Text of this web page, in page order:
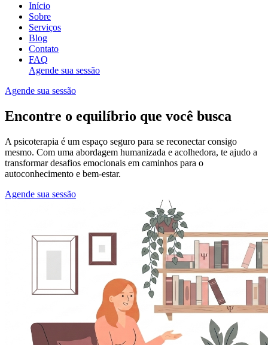
Início
Sobre
Serviços
Blog
Contato
FAQ
Agende sua sessão
Agende sua sessão
Encontre o equilíbrio que você busca
A psicoterapia é um espaço seguro para se reconectar consigo
mesmo. Com uma abordagem humanizada e acolhedora, te ajudo a
transformar desafios emocionais em caminhos para o
autoconhecimento e bem-estar.
Agende sua sessão